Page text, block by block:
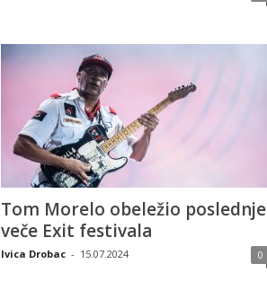
Tom Morelo obeležio poslednje
veče Exit festivala
Ivica Drobac - 15.07.2024 0